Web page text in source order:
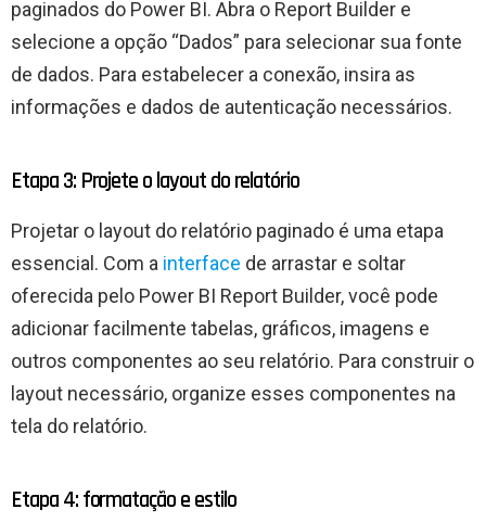
paginados do Power BI. Abra o Report Builder e
selecione a opção “Dados” para selecionar sua fonte
de dados. Para estabelecer a conexão, insira as
informações e dados de autenticação necessários.
Etapa 3: Projete o layout do relatório
Projetar o layout do relatório paginado é uma etapa
essencial. Com a interface de arrastar e soltar
oferecida pelo Power BI Report Builder, você pode
adicionar facilmente tabelas, gráficos, imagens e
outros componentes ao seu relatório. Para construir o
layout necessário, organize esses componentes na
tela do relatório.
Etapa 4: formatação e estilo